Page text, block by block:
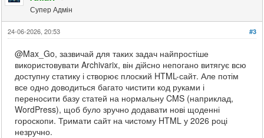
Супер Адмін
#3
24-06-2026, 20:53
@Max_Go, зазвичай для таких задач найпростіше
використовувати Archivarix, він дійсно непогано витягує всю
доступну статику і створює плоский HTML-сайт. Але потім
все одно доводиться багато чистити код руками і
переносити базу статей на нормальну CMS (наприклад,
WordPress), щоб було зручно додавати нові щоденні
гороскопи. Тримати сайт на чистому HTML у 2026 році
незручно.